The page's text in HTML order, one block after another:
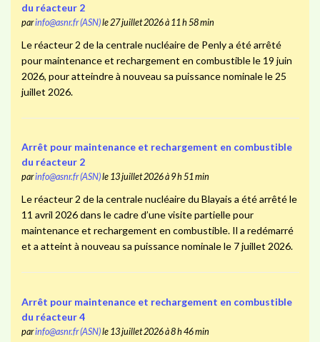
du réacteur 2
parinfo@asnr.fr (ASN)le 27 juillet 2026 à 11 h 58 min
Le réacteur 2 de la centrale nucléaire de Penly a été arrêté
pour maintenance et rechargement en combustible le 19 juin
2026, pour atteindre à nouveau sa puissance nominale le 25
juillet 2026.
Arrêt pour maintenance et rechargement en combustible
du réacteur 2
parinfo@asnr.fr (ASN)le 13 juillet 2026 à 9 h 51 min
Le réacteur 2 de la centrale nucléaire du Blayais a été arrêté le
11 avril 2026 dans le cadre d’une visite partielle pour
maintenance et rechargement en combustible. Il a redémarré
et a atteint à nouveau sa puissance nominale le 7 juillet 2026.
Arrêt pour maintenance et rechargement en combustible
du réacteur 4
parinfo@asnr.fr (ASN)le 13 juillet 2026 à 8 h 46 min